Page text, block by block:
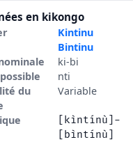
en kikongo
Kintinu
Bintinu
ki-bi
nti
du
Variable
[kìntínù]-
[bìntínù]